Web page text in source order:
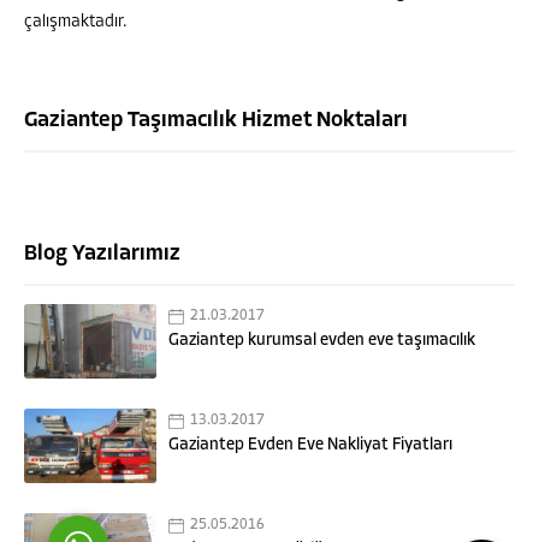
çalışmaktadır.
Gaziantep Taşımacılık Hizmet Noktaları
Blog Yazılarımız
21.03.2017
Gaziantep kurumsal evden eve taşımacılık
13.03.2017
Gaziantep Evden Eve Nakliyat Fiyatları
25.05.2016
Cevap Yaz